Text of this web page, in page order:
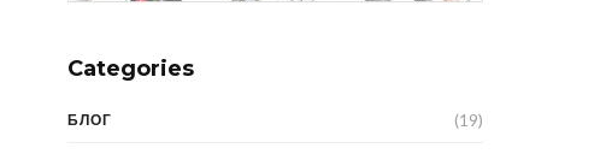
Categories
БЛОГ (19)